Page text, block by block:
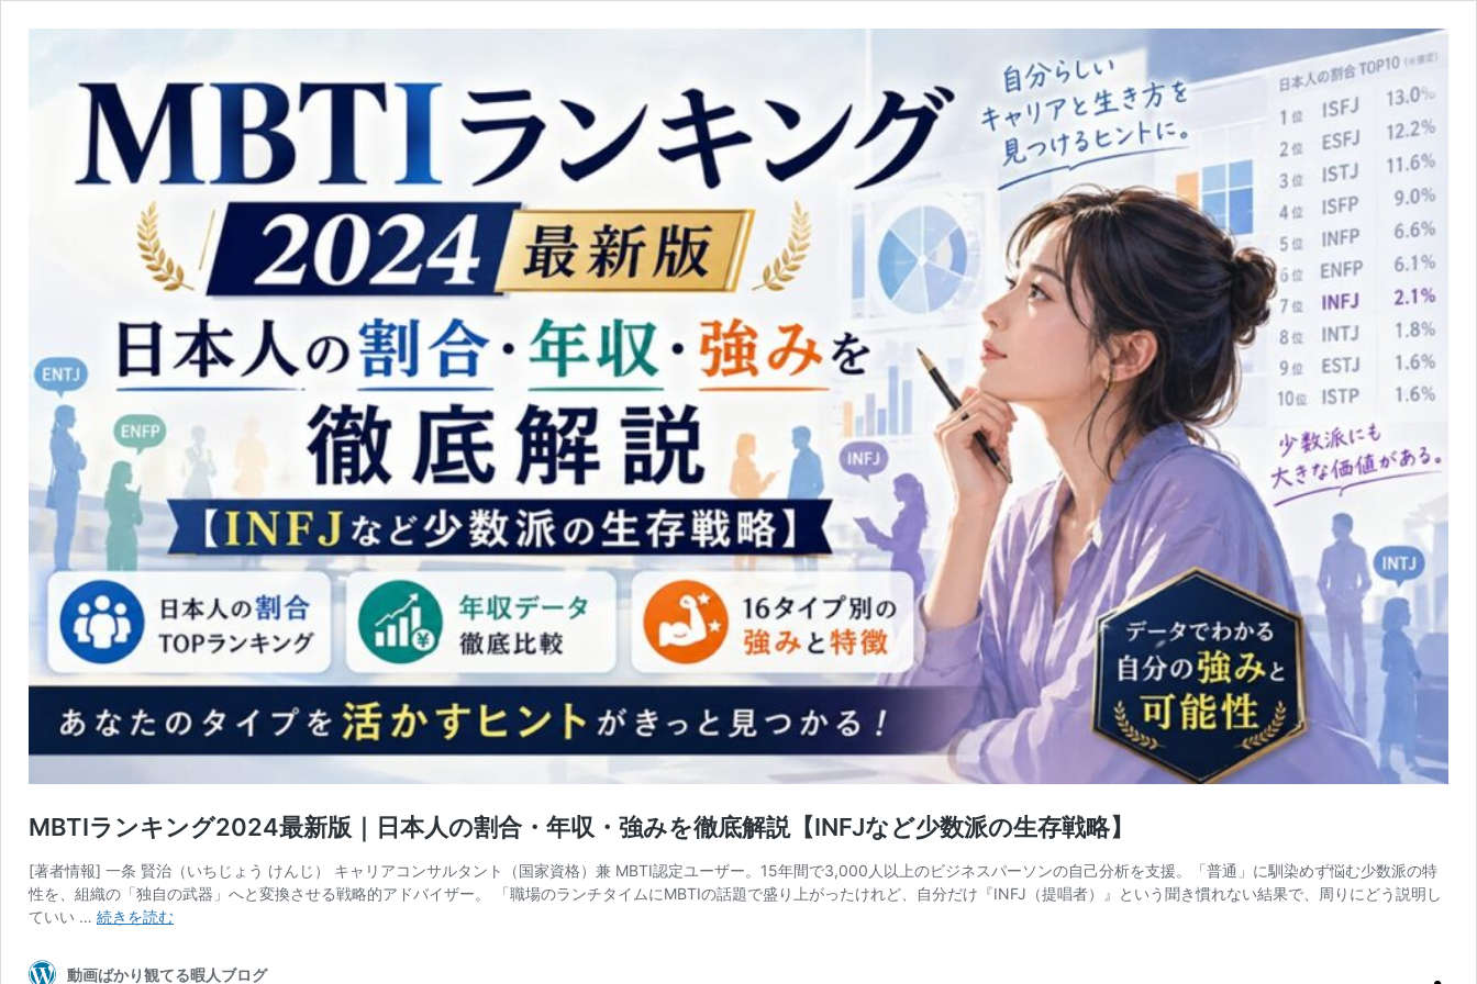
MBTIランキング2024最新版｜日本人の割合・年収・強みを徹底解説【INFJなど少数派の生存戦略】
[著者情報] 一条 賢治（いちじょう けんじ） キャリアコンサルタント（国家資格）兼 MBTI認定ユーザー。15年間で3,000人以上のビジネスパーソンの自己分析を支援。「普通」に馴染めず悩む少数派の特
性を、組織の「独自の武器」へと変換させる戦略的アドバイザー。 「職場のランチタイムにMBTIの話題で盛り上がったけれど、自分だけ『INFJ（提唱者）』という聞き慣れない結果で、周りにどう説明し
ていい … 続きを読むMBTI
動画ばかり観てる暇人ブログ